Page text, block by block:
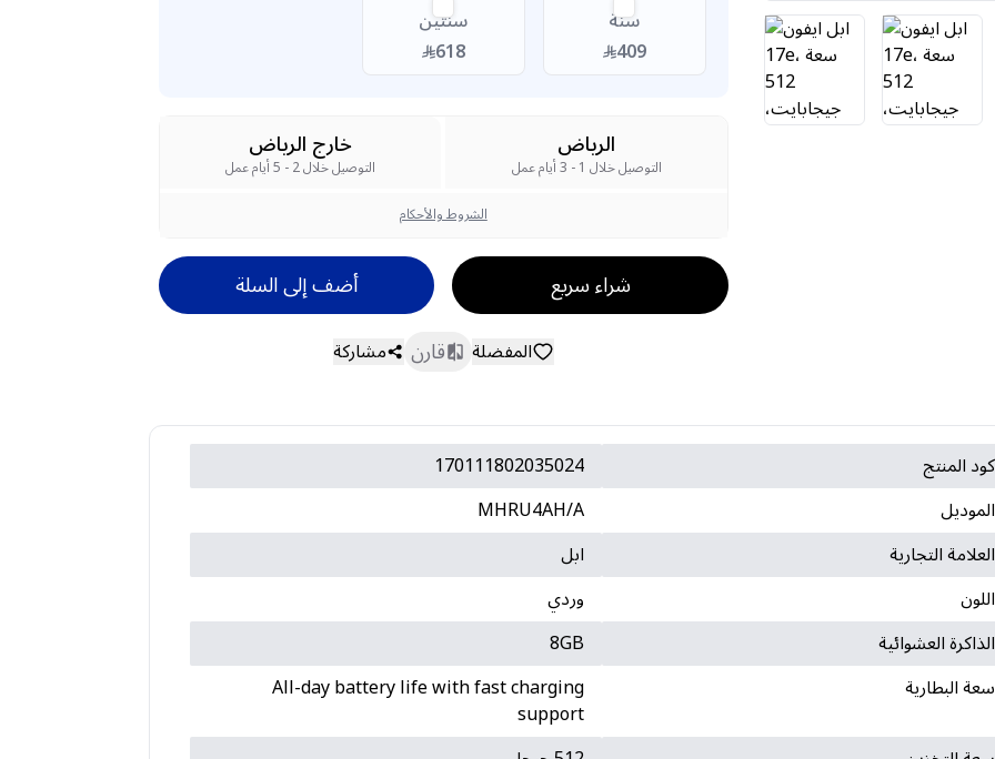
سنة
409
سنتين
618
الرياض
التوصيل خلال 1 - 3 أيام عمل
خارج الرياض
التوصيل خلال 2 - 5 أيام عمل
الشروط والأحكام
شراء سريع أضف إلى السلة
المفضلة قارن مشاركة
كود المنتج
170111802035024
الموديل
MHRU4AH/A
العلامة التجارية
ابل
اللون
وردي
الذاكرة العشوائية
8GB
سعة البطارية
All-day battery life with fast charging
support